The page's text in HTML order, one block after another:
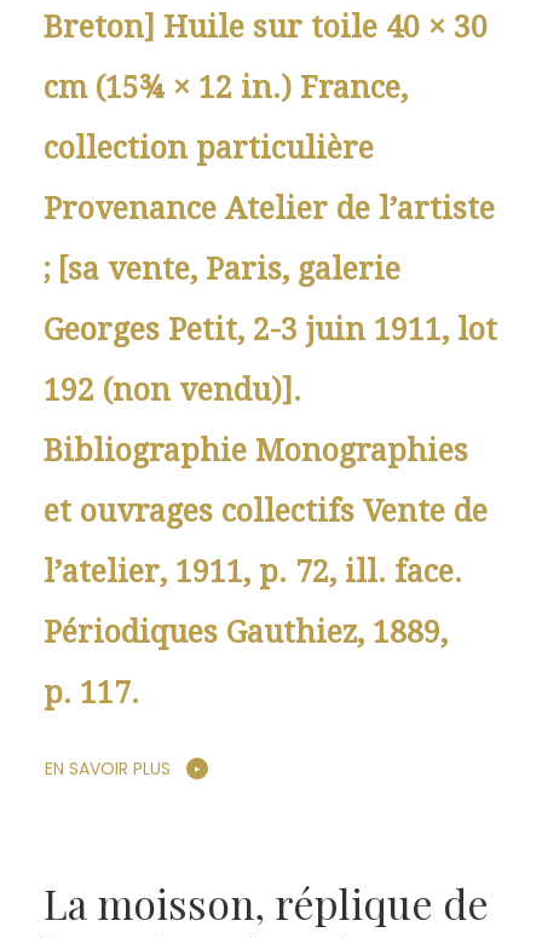
Breton] Huile sur toile 40 × 30
cm (15¾ × 12 in.) France,
collection particulière
Provenance Atelier de l’artiste
; [sa vente, Paris, galerie
Georges Petit, 2-3 juin 1911, lot
192 (non vendu)].
Bibliographie Monographies
et ouvrages collectifs Vente de
l’atelier, 1911, p. 72, ill. face.
Périodiques Gauthiez, 1889,
p. 117.
EN SAVOIR PLUS
La moisson, réplique de